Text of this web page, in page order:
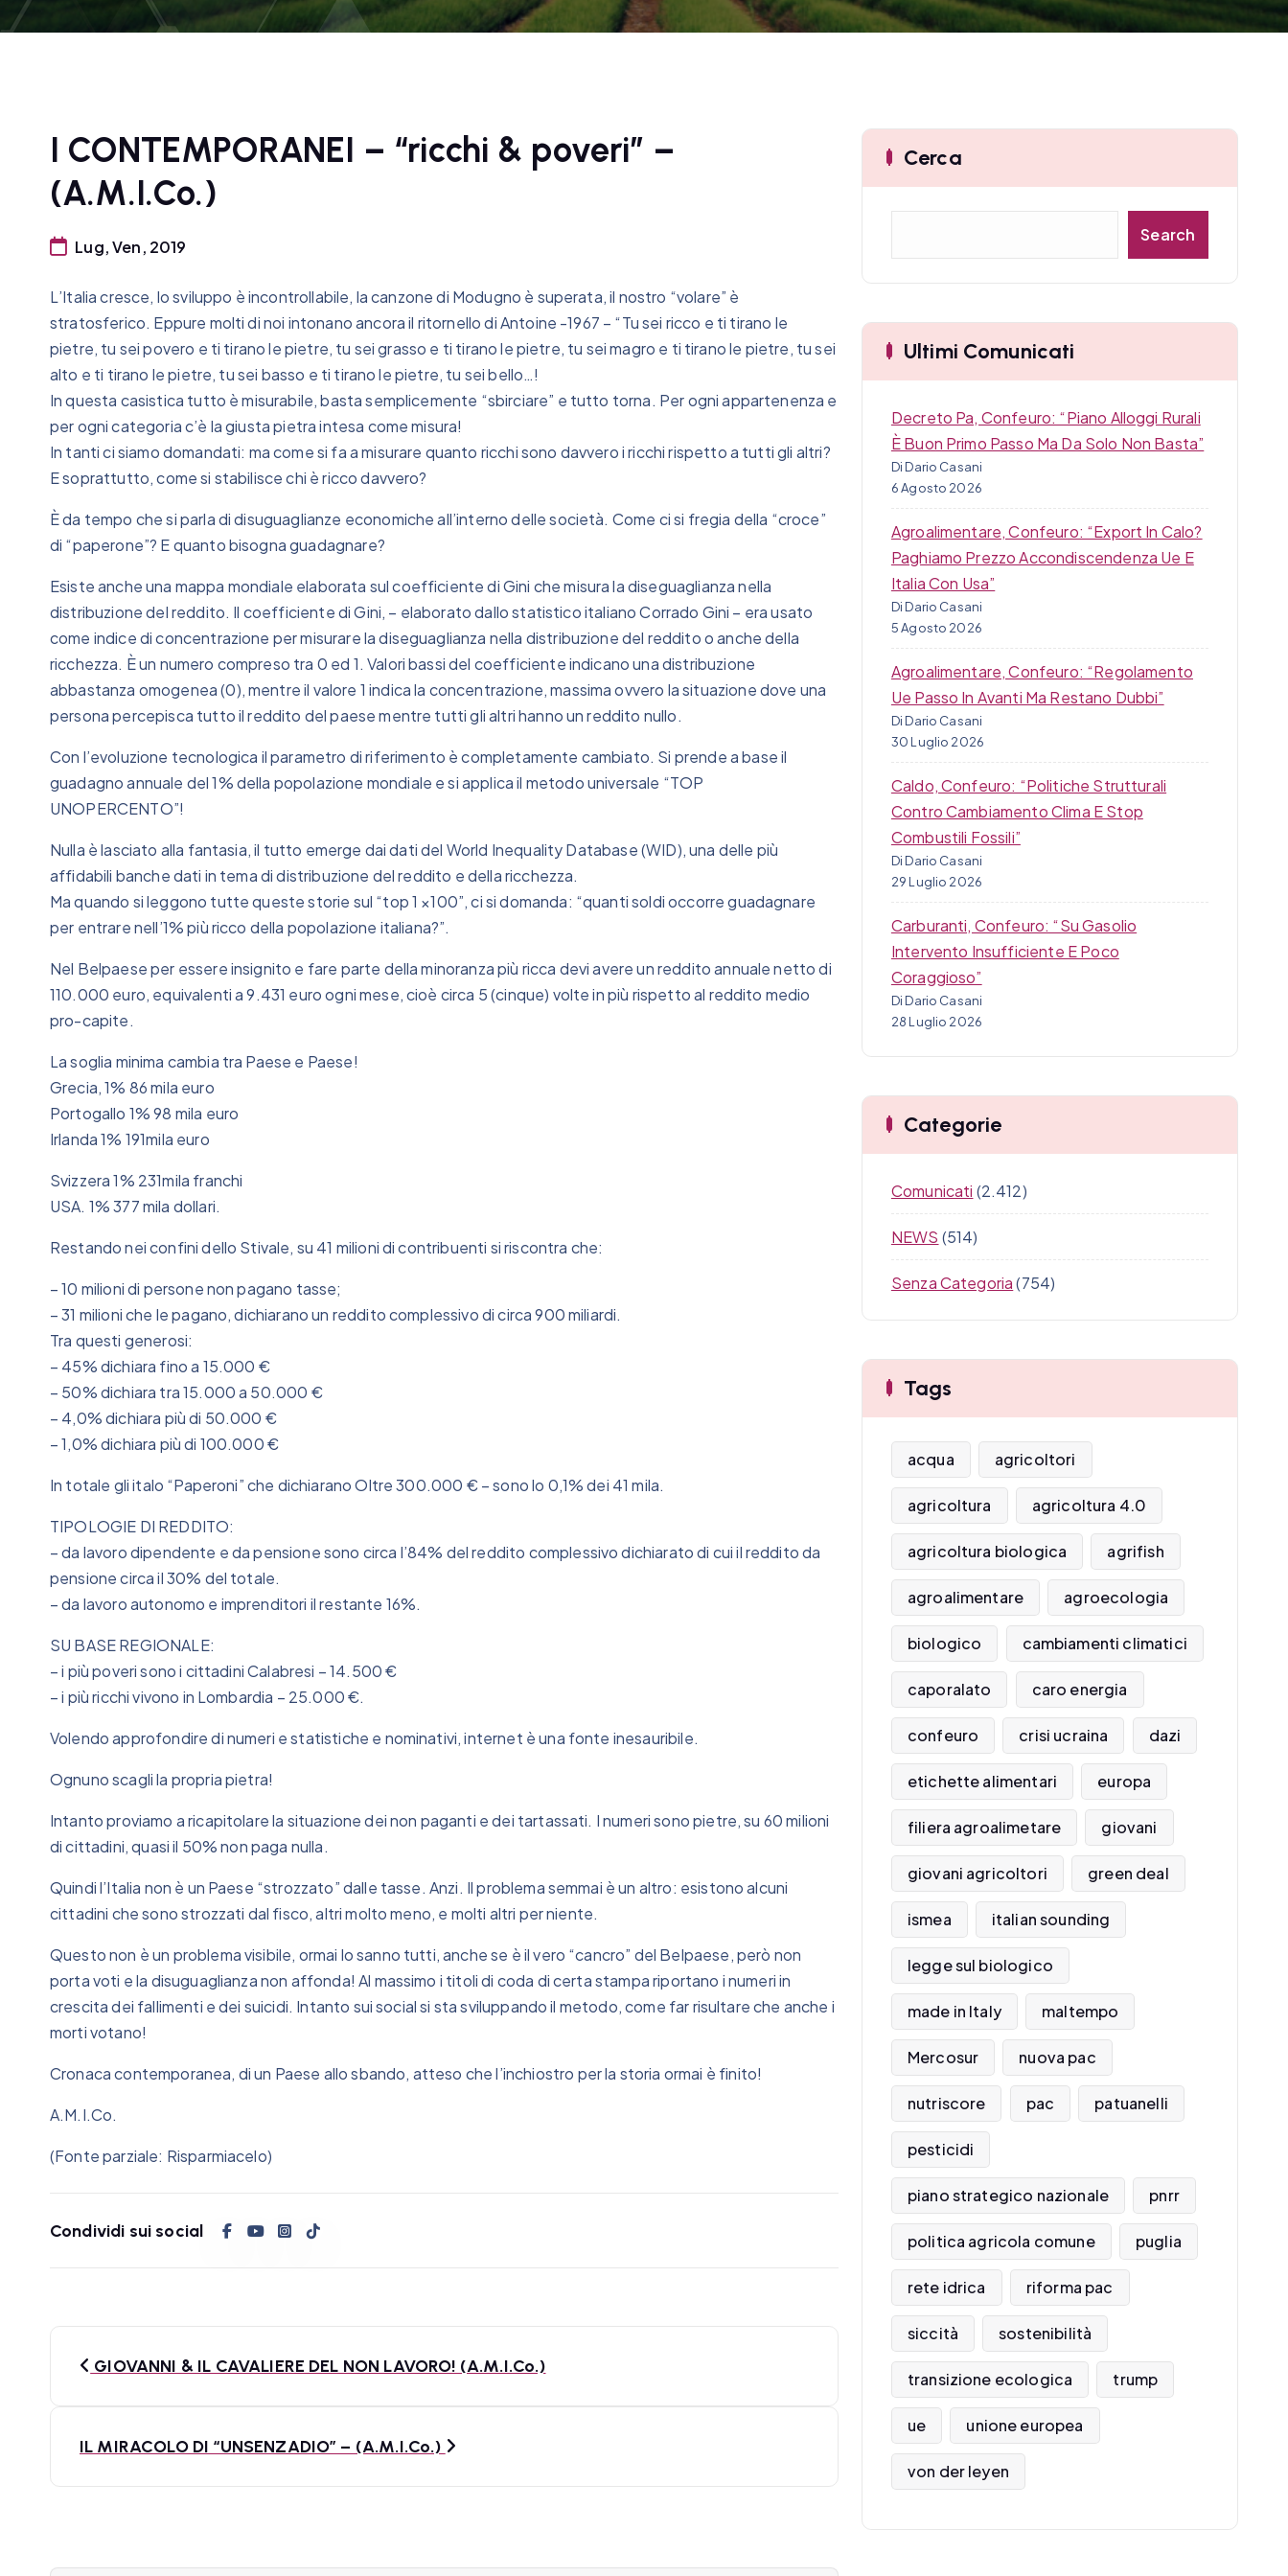
I CONTEMPORANEI – “ricchi & poveri” –
(A.M.I.Co.)
Lug, Ven, 2019
L’Italia cresce, lo sviluppo è incontrollabile, la canzone di Modugno è superata, il nostro “volare” è
stratosferico. Eppure molti di noi intonano ancora il ritornello di Antoine -1967 – “Tu sei ricco e ti tirano le
pietre, tu sei povero e ti tirano le pietre, tu sei grasso e ti tirano le pietre, tu sei magro e ti tirano le pietre, tu sei
alto e ti tirano le pietre, tu sei basso e ti tirano le pietre, tu sei bello…!
In questa casistica tutto è misurabile, basta semplicemente “sbirciare” e tutto torna. Per ogni appartenenza e
per ogni categoria c’è la giusta pietra intesa come misura!
In tanti ci siamo domandati: ma come si fa a misurare quanto ricchi sono davvero i ricchi rispetto a tutti gli altri?
E soprattutto, come si stabilisce chi è ricco davvero?
È da tempo che si parla di disuguaglianze economiche all’interno delle società. Come ci si fregia della “croce”
di “paperone”? E quanto bisogna guadagnare?
Esiste anche una mappa mondiale elaborata sul coefficiente di Gini che misura la diseguaglianza nella
distribuzione del reddito. Il coefficiente di Gini, – elaborato dallo statistico italiano Corrado Gini – era usato
come indice di concentrazione per misurare la diseguaglianza nella distribuzione del reddito o anche della
ricchezza. È un numero compreso tra 0 ed 1. Valori bassi del coefficiente indicano una distribuzione
abbastanza omogenea (0), mentre il valore 1 indica la concentrazione, massima ovvero la situazione dove una
persona percepisca tutto il reddito del paese mentre tutti gli altri hanno un reddito nullo.
Con l’evoluzione tecnologica il parametro di riferimento è completamente cambiato. Si prende a base il
guadagno annuale del 1% della popolazione mondiale e si applica il metodo universale “TOP
UNOPERCENTO”!
Nulla è lasciato alla fantasia, il tutto emerge dai dati del World Inequality Database (WID), una delle più
affidabili banche dati in tema di distribuzione del reddito e della ricchezza.
Ma quando si leggono tutte queste storie sul “top 1 ×100”, ci si domanda: “quanti soldi occorre guadagnare
per entrare nell’1% più ricco della popolazione italiana?”.
Nel Belpaese per essere insignito e fare parte della minoranza più ricca devi avere un reddito annuale netto di
110.000 euro, equivalenti a 9.431 euro ogni mese, cioè circa 5 (cinque) volte in più rispetto al reddito medio
pro-capite.
La soglia minima cambia tra Paese e Paese!
Grecia, 1% 86 mila euro
Portogallo 1% 98 mila euro
Irlanda 1% 191mila euro
Svizzera 1% 231mila franchi
USA. 1% 377 mila dollari.
Restando nei confini dello Stivale, su 41 milioni di contribuenti si riscontra che:
– 10 milioni di persone non pagano tasse;
– 31 milioni che le pagano, dichiarano un reddito complessivo di circa 900 miliardi.
Tra questi generosi:
– 45% dichiara fino a 15.000 €
– 50% dichiara tra 15.000 a 50.000 €
– 4,0% dichiara più di 50.000 €
– 1,0% dichiara più di 100.000 €
In totale gli italo “Paperoni” che dichiarano Oltre 300.000 € – sono lo 0,1% dei 41 mila.
TIPOLOGIE DI REDDITO:
– da lavoro dipendente e da pensione sono circa l’84% del reddito complessivo dichiarato di cui il reddito da
pensione circa il 30% del totale.
– da lavoro autonomo e imprenditori il restante 16%.
SU BASE REGIONALE:
– i più poveri sono i cittadini Calabresi – 14.500 €
– i più ricchi vivono in Lombardia – 25.000 €.
Volendo approfondire di numeri e statistiche e nominativi, internet è una fonte inesauribile.
Ognuno scagli la propria pietra!
Intanto proviamo a ricapitolare la situazione dei non paganti e dei tartassati. I numeri sono pietre, su 60 milioni
di cittadini, quasi il 50% non paga nulla.
Quindi l’Italia non è un Paese “strozzato” dalle tasse. Anzi. Il problema semmai è un altro: esistono alcuni
cittadini che sono strozzati dal fisco, altri molto meno, e molti altri per niente.
Questo non è un problema visibile, ormai lo sanno tutti, anche se è il vero “cancro” del Belpaese, però non
porta voti e la disuguaglianza non affonda! Al massimo i titoli di coda di certa stampa riportano i numeri in
crescita dei fallimenti e dei suicidi. Intanto sui social si sta sviluppando il metodo, come far risultare che anche i
morti votano!
Cronaca contemporanea, di un Paese allo sbando, atteso che l’inchiostro per la storia ormai è finito!
A.M.I.Co.
(Fonte parziale: Risparmiacelo)
Condividi sui social
GIOVANNI & IL CAVALIERE DEL NON LAVORO! (A.M.I.Co.)
IL MIRACOLO DI “UNSENZADIO” – (A.M.I.Co.)
Cerca
a
Search
Ultimi Comunicati
Decreto Pa, Confeuro: “Piano Alloggi Rurali
È Buon Primo Passo Ma Da Solo Non Basta”
Di Dario Casani
6 Agosto 2026
Agroalimentare, Confeuro: “Export In Calo?
Paghiamo Prezzo Accondiscendenza Ue E
Italia Con Usa”
Di Dario Casani
5 Agosto 2026
Agroalimentare, Confeuro: “Regolamento
Ue Passo In Avanti Ma Restano Dubbi”
Di Dario Casani
30 Luglio 2026
Caldo, Confeuro: “Politiche Strutturali
Contro Cambiamento Clima E Stop
Combustili Fossili”
Di Dario Casani
29 Luglio 2026
Carburanti, Confeuro: “Su Gasolio
Intervento Insufficiente E Poco
Coraggioso”
Di Dario Casani
28 Luglio 2026
Categorie
Comunicati (2.412)
NEWS (514)
Senza Categoria(754)
Tags
acqua agricoltori
agricoltura agricoltura 4.0
agricoltura biologica agrifish
agroalimentare agroecologia
biologico cambiamenti climatici
caporalato caro energia
confeuro crisi ucraina dazi
etichette alimentari europa
filiera agroalimetare giovani
giovani agricoltori green deal
ismea italian sounding
legge sul biologico
made in Italy maltempo
Mercosur nuova pac
nutriscore pac patuanelli
pesticidi
piano strategico nazionale pnrr
politica agricola comune puglia
rete idrica riforma pac
siccità sostenibilità
transizione ecologica trump
ue unione europea
von der leyen